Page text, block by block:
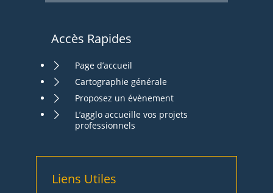
Accès Rapides
Page d’accueil
Cartographie générale
Proposez un évènement
L’agglo accueille vos projets
professionnels
Liens Utiles